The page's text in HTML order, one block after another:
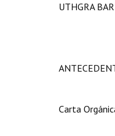
UTHGRA
Carta